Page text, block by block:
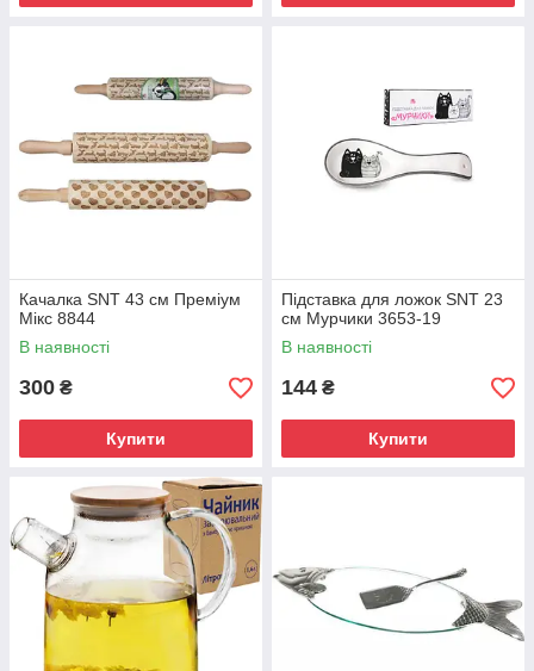
Качалка SNT 43 см Преміум
Мікс 8844
В наявності
300 ₴
Купити
Підставка для ложок SNT 23
см Мурчики 3653-19
В наявності
144 ₴
Купити